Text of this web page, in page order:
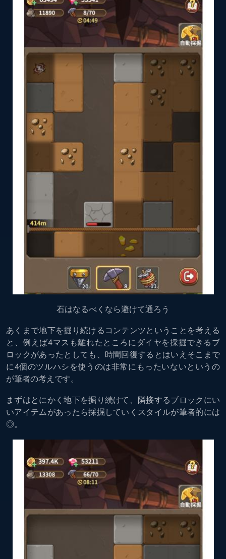
石はなるべくなら避けて通ろう
あくまで地下を掘り続けるコンテンツということを考える
と、例えば4マスも離れたところにダイヤを採掘できるブ
ロックがあったとしても、時間回復するとはいえそこまで
に4個のツルハシを使うのは非常にもったいないというの
が筆者の考えです。
まずはとにかく地下を掘り続けて、隣接するブロックにい
いアイテムがあったら採掘していくスタイルが筆者的には
◎。